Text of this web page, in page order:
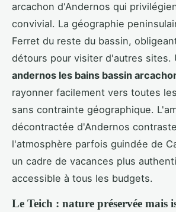
arcachon d'Andernos qui
convivial. La géographie
Ferret du reste du bassin,
détours pour visiter d'autres sites.
andernos les bains bassin
rayonner facilement vers toutes
sans contrainte géographique.
décontractée d'Andernos
l'atmosphère parfois guindée de
un cadre de vacances plus
accessible à tous les budgets.
Le Teich : nature préservée mais